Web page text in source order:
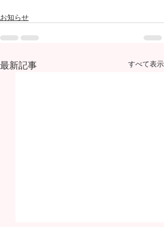
お知らせ
最新記事 すべて表示